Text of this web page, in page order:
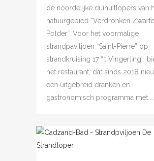
de noordelijke duinuitlopers van
natuurgebied “Verdronken Zwarte
Polder”. Voor het voormalige
strandpaviljoen “Saint-Pierre” op
strandkruising 17 “’t Vingerling”,
het restaurant, dat sinds 2018
een uitgebreid dranken en
gastronomisch programma met......